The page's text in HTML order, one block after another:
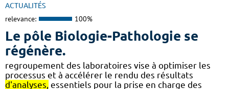
ACTUALITÉS
relevance: 100%
Le pôle Biologie-Pathologie se
régénère.
regroupement des laboratoires vise à optimiser les
processus et à accélérer le rendu des résultats
d'analyses, essentiels pour la prise en charge des